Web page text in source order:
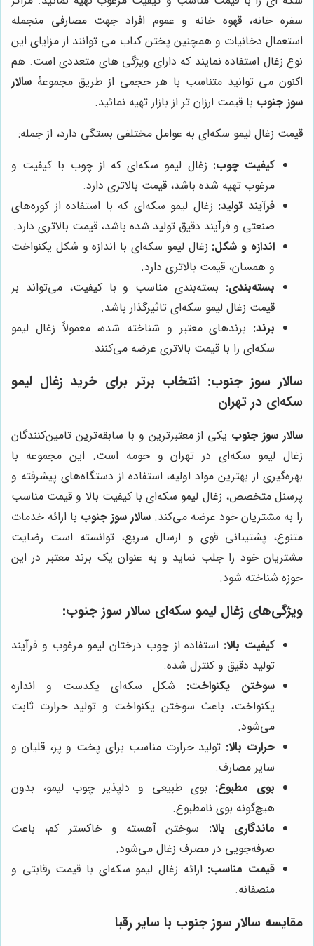
سفره خانه، قهوه خانه و عموم افراد جهت مصارفی منجمله
استعمال دخانیات و همچنین پختن کباب می توانند از مزایای این
نوع زغال استفاده نمایند که دارای ویژگی های متعددی است. هم
اکنون می توانید متناسب با هر حجمی از طریق مجموعۀ سالار
سوز جنوب با قیمت ارزان تر از بازار تهیه نمائید.
قیمت زغال لیمو سکه‌ای به عوامل مختلفی بستگی دارد، از جمله:
کیفیت چوب: زغال لیمو سکه‌ای که از چوب با کیفیت و
مرغوب تهیه شده باشد، قیمت بالاتری دارد.
فرآیند تولید: زغال لیمو سکه‌ای که با استفاده از کوره‌های
صنعتی و فرآیند دقیق تولید شده باشد، قیمت بالاتری دارد.
اندازه و شکل: زغال لیمو سکه‌ای با اندازه و شکل یکنواخت
و همسان، قیمت بالاتری دارد.
بسته‌بندی: بسته‌بندی مناسب و با کیفیت، می‌تواند بر
قیمت زغال لیمو سکه‌ای تاثیرگذار باشد.
برند: برندهای معتبر و شناخته شده، معمولاً زغال لیمو
سکه‌ای را با قیمت بالاتری عرضه می‌کنند.
سالار سوز جنوب: انتخاب برتر برای خرید زغال لیمو
سکه‌ای در تهران
سالار سوز جنوب یکی از معتبرترین و با سابقه‌ترین تامین‌کنندگان
زغال لیمو سکه‌ای در تهران و حومه است. این مجموعه با
بهره‌گیری از بهترین مواد اولیه، استفاده از دستگاه‌های پیشرفته و
پرسنل متخصص، زغال لیمو سکه‌ای با کیفیت بالا و قیمت مناسب
را به مشتریان خود عرضه می‌کند. سالار سوز جنوب با ارائه خدمات
متنوع، پشتیبانی قوی و ارسال سریع، توانسته است رضایت
مشتریان خود را جلب نماید و به عنوان یک برند معتبر در این
حوزه شناخته شود.
ویژگی‌های زغال لیمو سکه‌ای سالار سوز جنوب:
کیفیت بالا: استفاده از چوب درختان لیمو مرغوب و فرآیند
تولید دقیق و کنترل شده.
سوختن یکنواخت: شکل سکه‌ای یکدست و اندازه
یکنواخت، باعث سوختن یکنواخت و تولید حرارت ثابت
می‌شود.
حرارت بالا: تولید حرارت مناسب برای پخت و پز، قلیان و
سایر مصارف.
بوی مطبوع: بوی طبیعی و دلپذیر چوب لیمو، بدون
هیچ‌گونه بوی نامطبوع.
ماندگاری بالا: سوختن آهسته و خاکستر کم، باعث
صرفه‌جویی در مصرف زغال می‌شود.
قیمت مناسب: ارائه زغال لیمو سکه‌ای با قیمت رقابتی و
منصفانه.
مقایسه سالار سوز جنوب با سایر رقبا